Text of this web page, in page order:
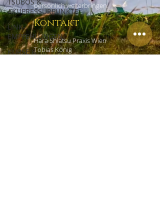
AKUPRESSURPUNKTE
LINK-
EMPFEHLUNGEN
KURSE &
persönlich weiterbringen.
Kontakt
Hara Shiatsu Praxis Wien
Tobias König